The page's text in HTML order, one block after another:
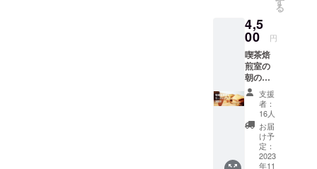
定ブレ
ンド豆
をお届
けしま
す。備
考蘭に
『豆』
もしく
『粉』
のご希
望をお
書き添
る
4,5
00 円
喫茶焙
煎室の
朝の営
業時間
に使え
るモー
ニング
チケッ
ト３回
分で
支援
者：
16人
お届
け予
定：
2023
年11